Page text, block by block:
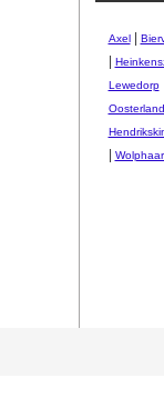
Axel|
Lewedorp
Oosterland